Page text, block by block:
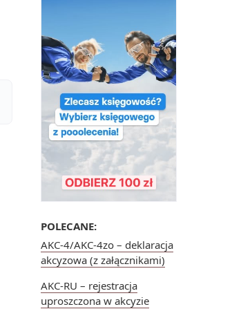
POLECANE:
AKC-4/AKC-4zo – deklaracja
akcyzowa (z załącznikami)
AKC-RU – rejestracja
uproszczona w akcyzie